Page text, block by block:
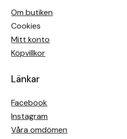
Om butiken
Cookies
Mitt konto
Köpvillkor
Länkar
Facebook
Instagram
Våra omdömen